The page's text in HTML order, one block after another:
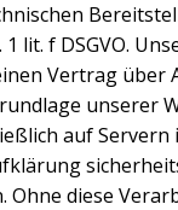
lit. f DSGVO.
Vertrag
unserer
auf
diese